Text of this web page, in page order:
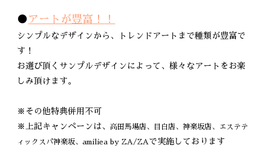
●アートが豊富！ ！
シンプルなデザインから、トレンドアートまで種類が豊富で
す！
お選び頂くサンプルデザインによって、様々なアートをお楽
しみ頂けます。
※その他特典併用不可
※上記キャンペーンは、高田馬場店、 目白店、神楽坂店、 エステテ
ィックスパ神楽坂、amiliea by ZA/ZA で実施しております